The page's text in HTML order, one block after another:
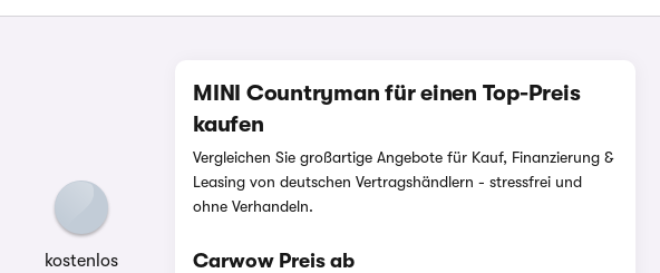
kostenlos
MINI Countryman für einen Top-Preis
kaufen
Vergleichen Sie großartige Angebote für Kauf, Finanzierung &
Leasing von deutschen Vertragshändlern - stressfrei und
ohne Verhandeln.
Carwow Preis ab